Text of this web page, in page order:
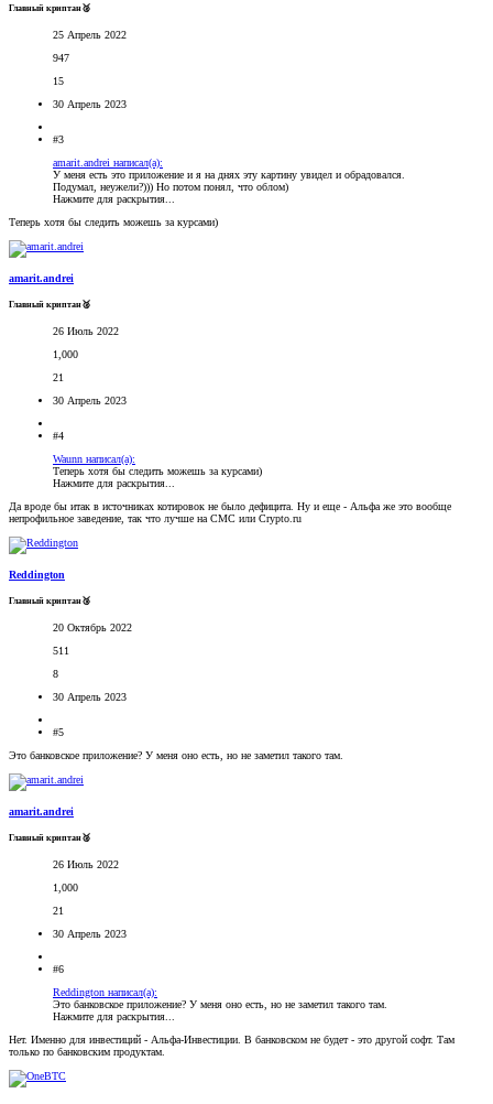
Главный криптан🥈
25 Апрель 2022
947
15
30 Апрель 2023
#3
amarit.andrei написал(а):
У меня есть это приложение и я на днях эту картину увидел и обрадовался.
Подумал, неужели?))) Но потом понял, что облом)
Нажмите для раскрытия...
Теперь хотя бы следить можешь за курсами)
amarit.andrei
Главный криптан🥈
26 Июль 2022
1,000
21
30 Апрель 2023
#4
Waunn написал(а):
Теперь хотя бы следить можешь за курсами)
Нажмите для раскрытия...
Да вроде бы итак в источниках котировок не было дефицита. Ну и еще - Альфа же это вообще
непрофильное заведение, так что лучше на CMC или Crypto.ru
Reddington
Главный криптан🥉
20 Октябрь 2022
511
8
30 Апрель 2023
#5
Это банковское приложение? У меня оно есть, но не заметил такого там.
amarit.andrei
Главный криптан🥈
26 Июль 2022
1,000
21
30 Апрель 2023
#6
Reddington написал(а):
Это банковское приложение? У меня оно есть, но не заметил такого там.
Нажмите для раскрытия...
Нет. Именно для инвестиций - Альфа-Инвестиции. В банковском не будет - это другой софт. Там
только по банковским продуктам.